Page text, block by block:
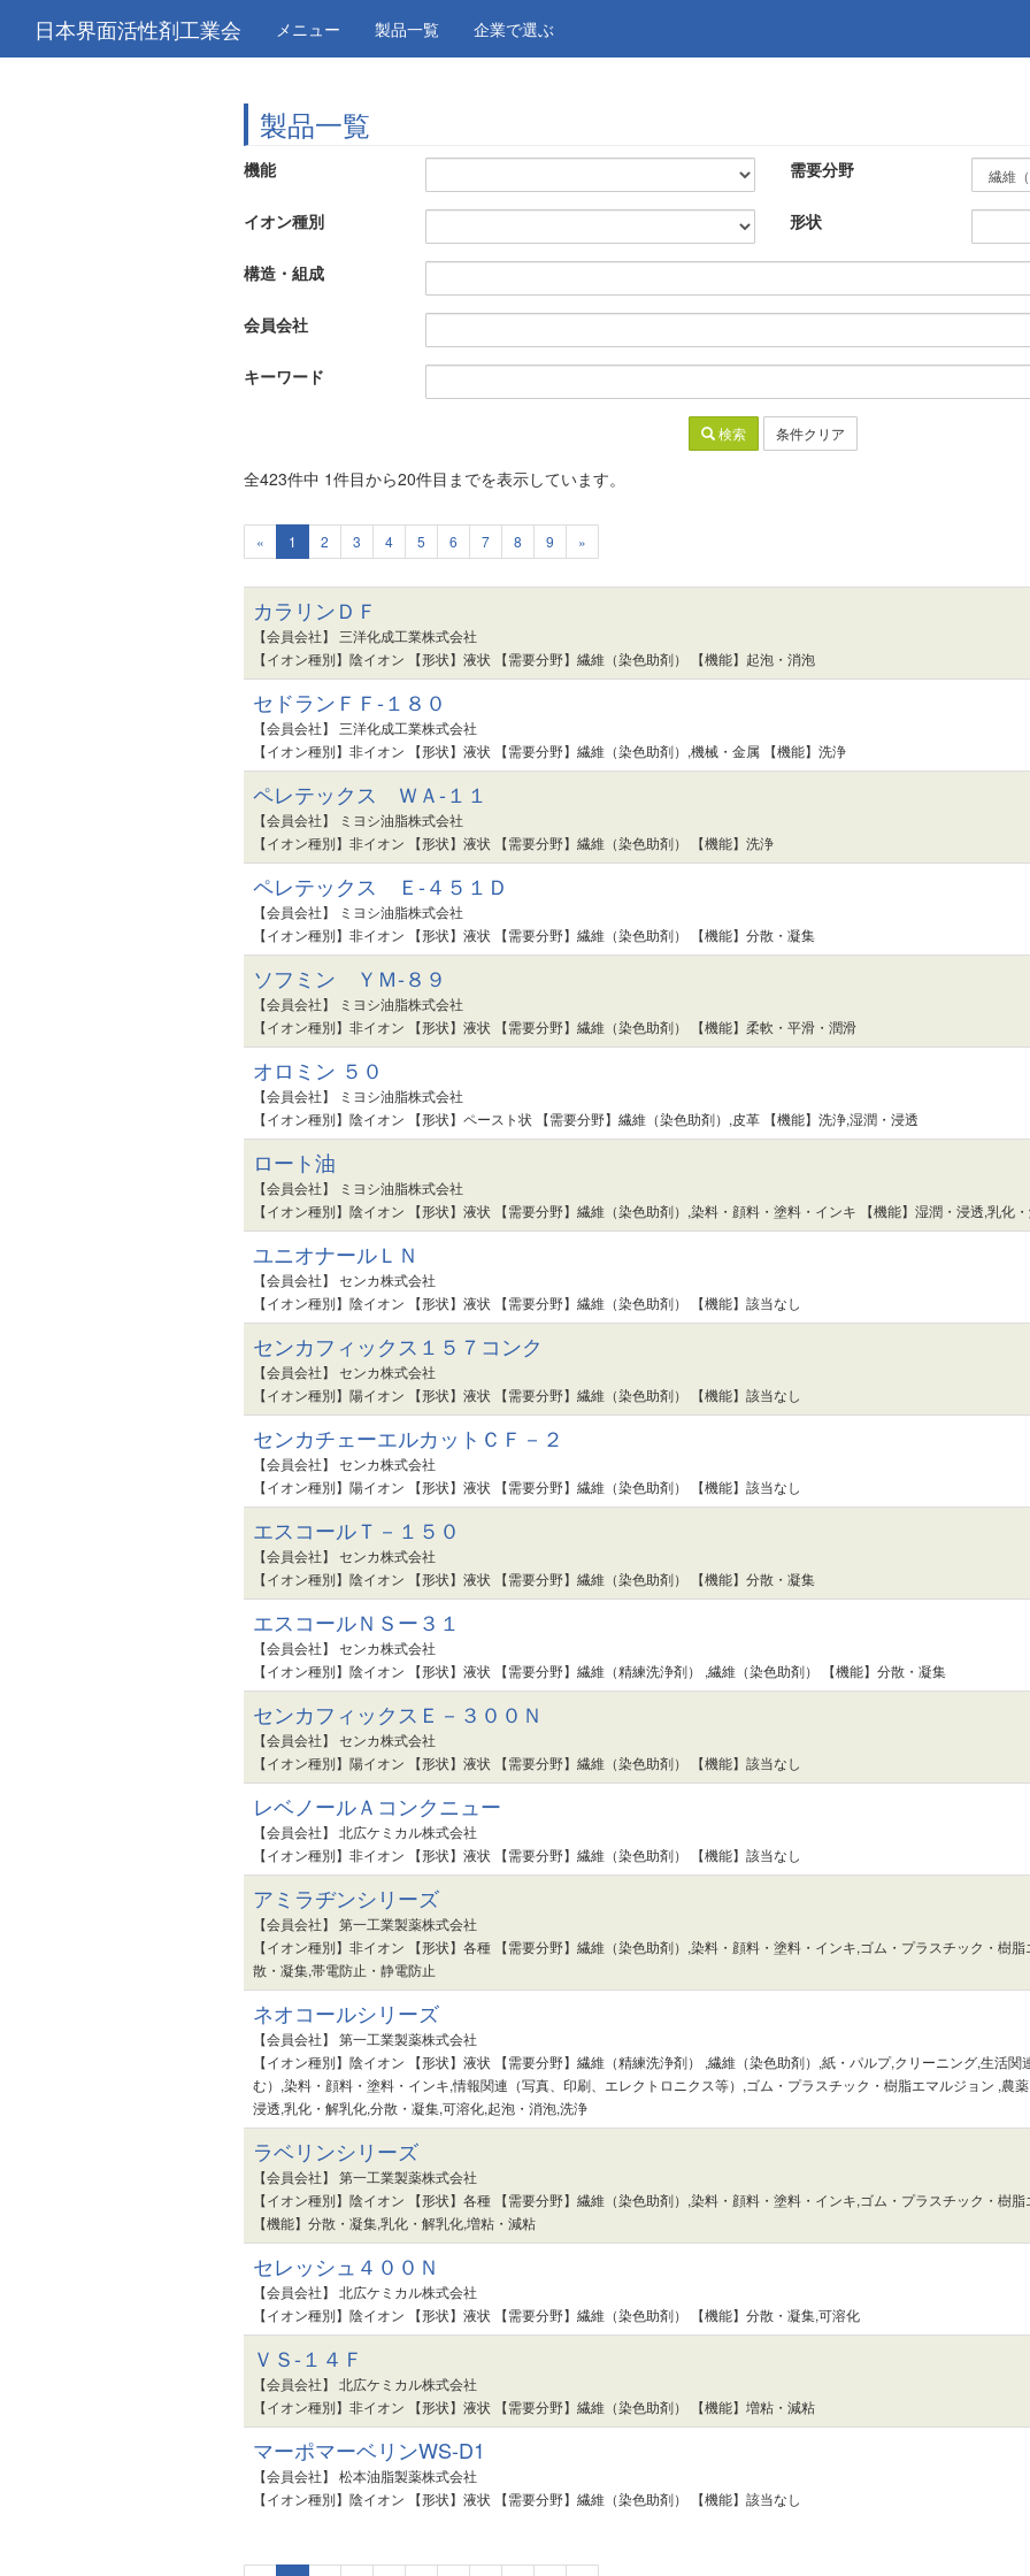
日本界面活性剤工業会 メニュー 製品一覧 企業で選ぶ
製品一覧
機能 需要分野
イオン種別 形状
構造・組成
会員会社
キーワード
検索 条件クリア
全423件中 1件目から20件目までを表示しています。
« 1 2 3 4 5 6 7 8 9 »
カラリンＤＦ
【会員会社】 三洋化成工業株式会社
【イオン種別】陰イオン 【形状】液状 【需要分野】繊維（染色助剤） 【機能】起泡・消泡
セドランＦＦ-１８０
【会員会社】 三洋化成工業株式会社
【イオン種別】非イオン 【形状】液状 【需要分野】繊維（染色助剤）,機械・金属 【機能】洗浄
ペレテックス ＷＡ-１１
【会員会社】 ミヨシ油脂株式会社
【イオン種別】非イオン 【形状】液状 【需要分野】繊維（染色助剤） 【機能】洗浄
ペレテックス Ｅ-４５１Ｄ
【会員会社】 ミヨシ油脂株式会社
【イオン種別】非イオン 【形状】液状 【需要分野】繊維（染色助剤） 【機能】分散・凝集
ソフミン ＹＭ-８９
【会員会社】 ミヨシ油脂株式会社
【イオン種別】非イオン 【形状】液状 【需要分野】繊維（染色助剤） 【機能】柔軟・平滑・潤滑
オロミン ５０
【会員会社】 ミヨシ油脂株式会社
【イオン種別】陰イオン 【形状】ペースト状 【需要分野】繊維（染色助剤）,皮革 【機能】洗浄,湿潤・浸透
ロート油
【会員会社】 ミヨシ油脂株式会社
【イオン種別】陰イオン 【形状】液状 【需要分野】繊維（染色助剤）,染料・顔料・塗料・インキ 【機能】湿潤・浸透,乳化
ユニオナールＬＮ
【会員会社】 センカ株式会社
【イオン種別】陰イオン 【形状】液状 【需要分野】繊維（染色助剤） 【機能】該当なし
センカフィックス１５７コンク
【会員会社】 センカ株式会社
【イオン種別】陽イオン 【形状】液状 【需要分野】繊維（染色助剤） 【機能】該当なし
センカチェーエルカットＣＦ－２
【会員会社】 センカ株式会社
【イオン種別】陽イオン 【形状】液状 【需要分野】繊維（染色助剤） 【機能】該当なし
エスコールＴ－１５０
【会員会社】 センカ株式会社
【イオン種別】陰イオン 【形状】液状 【需要分野】繊維（染色助剤） 【機能】分散・凝集
エスコールＮＳー３１
【会員会社】 センカ株式会社
【イオン種別】陰イオン 【形状】液状 【需要分野】繊維（精練洗浄剤） ,繊維（染色助剤） 【機能】分散・凝集
センカフィックスＥ－３００Ｎ
【会員会社】 センカ株式会社
【イオン種別】陽イオン 【形状】液状 【需要分野】繊維（染色助剤） 【機能】該当なし
レベノールＡコンクニュー
【会員会社】 北広ケミカル株式会社
【イオン種別】非イオン 【形状】液状 【需要分野】繊維（染色助剤） 【機能】該当なし
アミラヂンシリーズ
【会員会社】 第一工業製薬株式会社
【イオン種別】非イオン 【形状】各種 【需要分野】繊維（染色助剤）,染料・顔料・塗料・インキ,ゴム・プラスチック・樹
散・凝集,帯電防止・静電防止
ネオコールシリーズ
【会員会社】 第一工業製薬株式会社
【イオン種別】陰イオン 【形状】液状 【需要分野】繊維（精練洗浄剤） ,繊維（染色助剤）,紙・パルプ,クリーニング,生活
む）,染料・顔料・塗料・インキ,情報関連（写真、印刷、エレクトロニクス等）,ゴム・プラスチック・樹脂エマルジョン ,農
浸透,乳化・解乳化,分散・凝集,可溶化,起泡・消泡,洗浄
ラベリンシリーズ
【会員会社】 第一工業製薬株式会社
【イオン種別】陰イオン 【形状】各種 【需要分野】繊維（染色助剤）,染料・顔料・塗料・インキ,ゴム・プラスチック・樹
【機能】分散・凝集,乳化・解乳化,増粘・減粘
セレッシュ４００Ｎ
【会員会社】 北広ケミカル株式会社
【イオン種別】陰イオン 【形状】液状 【需要分野】繊維（染色助剤） 【機能】分散・凝集,可溶化
ＶＳ-１４Ｆ
【会員会社】 北広ケミカル株式会社
【イオン種別】非イオン 【形状】液状 【需要分野】繊維（染色助剤） 【機能】増粘・減粘
マーポマーベリンWS-D1
【会員会社】 松本油脂製薬株式会社
【イオン種別】陰イオン 【形状】液状 【需要分野】繊維（染色助剤） 【機能】該当なし